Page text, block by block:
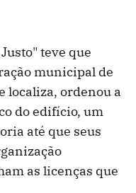
teve que
municipal de
localiza, ordenou a
do edifício, um
até que seus
as licenças que